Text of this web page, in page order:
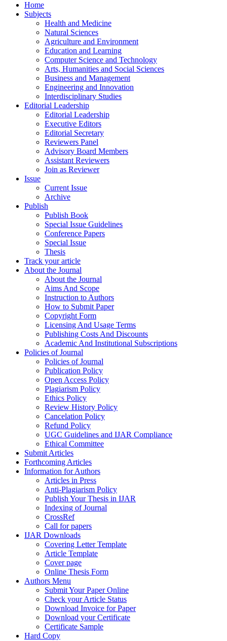
Home
Subjects
Health and Medicine
Natural Sciences
Agriculture and Environment
Education and Learning
Computer Science and Technology
Arts, Humanities and Social Sciences
Business and Management
Engineering and Innovation
Interdisciplinary Studies
Editorial Leadership
Editorial Leadership
Executive Editors
Editorial Secretary
Reviewers Panel
Advisory Board Members
Assistant Reviewers
Join as Reviewer
Issue
Current Issue
Archive
Publish
Publish Book
Special Issue Guidelines
Conference Papers
Special Issue
Thesis
Track your article
About the Journal
About the Journal
Aims And Scope
Instruction to Authors
How to Submit Paper
Copyright Form
Licensing And Usage Terms
Publishing Costs And Discounts
Academic And Institutional Subscriptions
Policies of Journal
Policies of Journal
Publication Policy
Open Access Policy
Plagiarism Policy
Ethics Policy
Review History Policy
Cancelation Policy
Refund Policy
UGC Guidelines and IJAR Compliance
Ethical Committee
Submit Articles
Forthcoming Articles
Information for Authors
Articles in Press
Anti-Plagiarism Policy
Publish Your Thesis in IJAR
Indexing of Journal
CrossRef
Call for papers
IJAR Downloads
Covering Letter Template
Article Template
Cover page
Online Thesis Form
Authors Menu
Submit Your Paper Online
Check your Article Status
Download Invoice for Paper
Download your Certificate
Certificate Sample
Hard Copy